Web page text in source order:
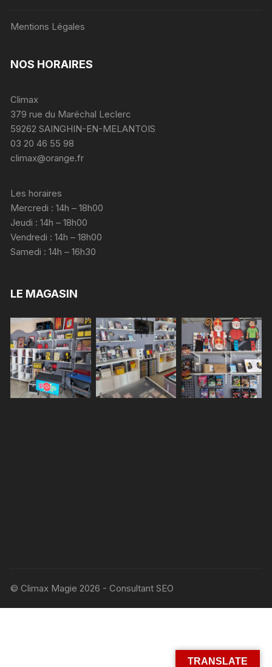
Mentions Légales
NOS HORAIRES
Climax
379 rue du Maréchal Leclerc
59262 SAINGHIN-EN-MELANTOIS
03 20 46 55 98
climax@orange.fr
Les horaires
Mercredi : 14h – 18h00
Jeudi : 14h – 18h00
Vendredi : 14h – 18h00
Samedi : 14h – 16h30
LE MAGASIN
© Climax Magie 2026 - Consultant SEO
TRANSLATE